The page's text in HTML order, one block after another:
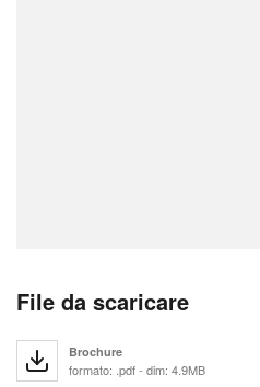
File da scaricare
Brochure
formato: .pdf - dim: 4.9MB